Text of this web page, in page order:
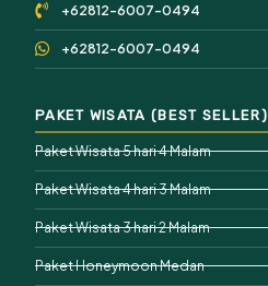
+62812-6007-0494
+62812-6007-0494
PAKET WISATA (BEST SELLER)
Paket Wisata 5 hari 4 Malam
Paket Wisata 4 hari 3 Malam
Paket Wisata 3 hari 2 Malam
Paket Honeymoon Medan